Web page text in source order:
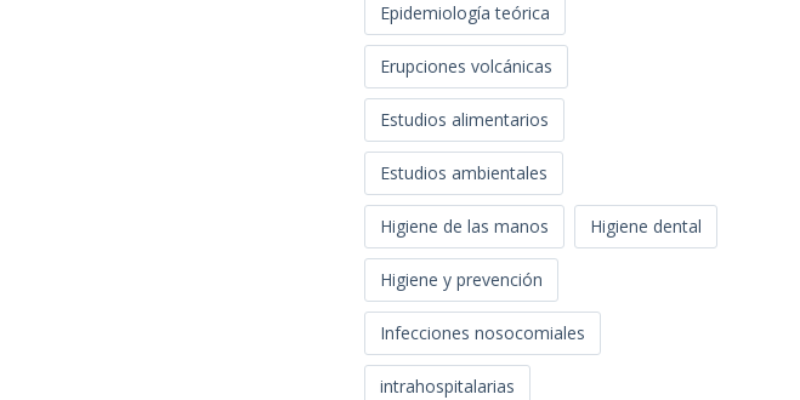
Epidemiología teórica
Erupciones volcánicas
Estudios alimentarios
Estudios ambientales
Higiene de las manos Higiene dental
Higiene y prevención
Infecciones nosocomiales
intrahospitalarias